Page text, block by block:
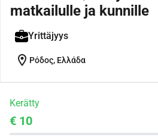
matkailulle ja kunnille
Yrittäjyys
location_on Ρόδος, Ελλάδα
Kerätty
€ 10